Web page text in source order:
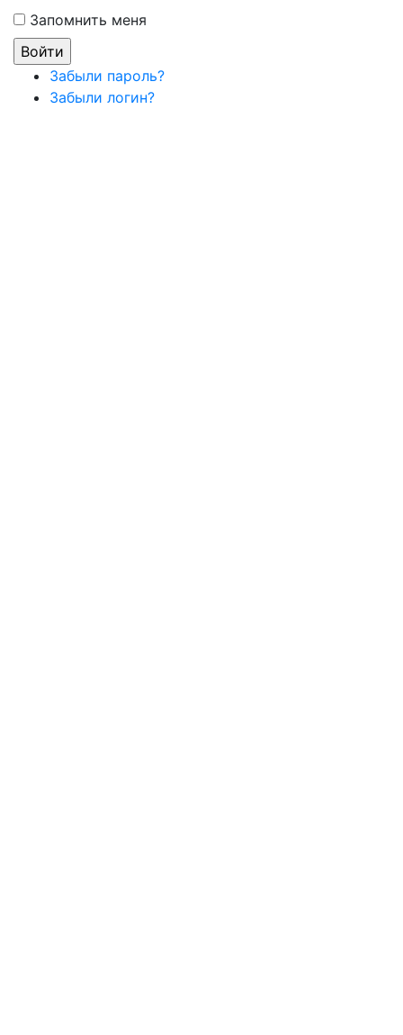
Запомнить меня
Забыли пароль?
Забыли логин?